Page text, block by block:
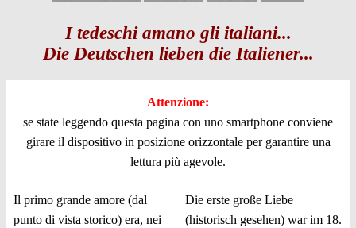
I tedeschi amano gli italiani...
Die Deutschen lieben die Italiener...
Attenzione:
se state leggendo questa pagina con uno smartphone conviene
girare il dispositivo in posizione orizzontale per garantire una
lettura più agevole.
Il primo grande amore (dal
punto di vista storico) era, nei
Die erste große Liebe
(historisch gesehen) war im 18.